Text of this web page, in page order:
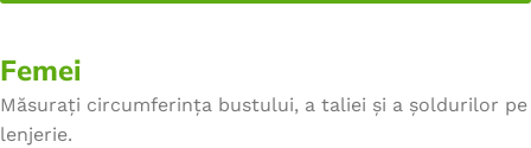
Femei
Măsurați circumferința bustului, a taliei și a șoldurilor pe
lenjerie.